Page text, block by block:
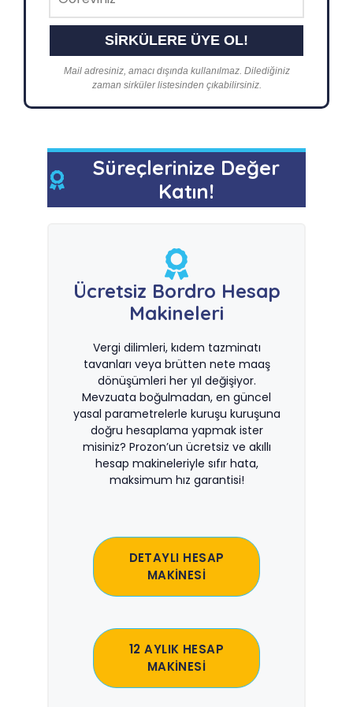
Mail adresiniz, amacı dışında kullanılmaz. Dilediğiniz
zaman sirküler listesinden çıkabilirsiniz.
Süreçlerinize Değer
Katın!
Ücretsiz Bordro Hesap
Makineleri
Vergi dilimleri, kıdem tazminatı
tavanları veya brütten nete maaş
dönüşümleri her yıl değişiyor.
Mevzuata boğulmadan, en güncel
yasal parametrelerle kuruşu kuruşuna
doğru hesaplama yapmak ister
misiniz? Prozon’un ücretsiz ve akıllı
hesap makineleriyle sıfır hata,
maksimum hız garantisi!
DETAYLI HESAP
MAKİNESİ
12 AYLIK HESAP
MAKİNESİ